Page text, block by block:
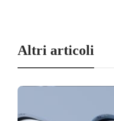
Altri articoli